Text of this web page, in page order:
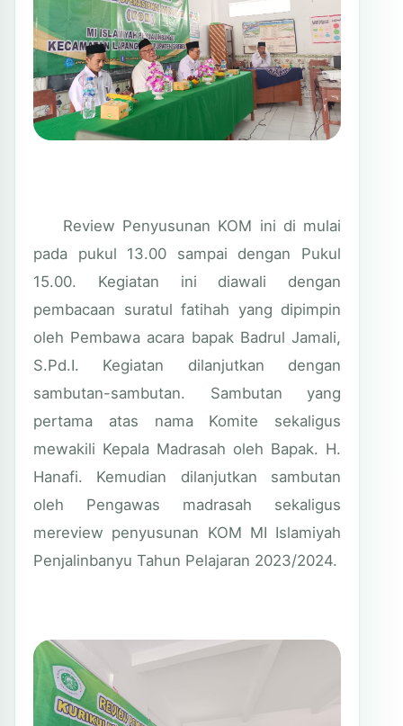
Review Penyusunan KOM ini di mulai
pada pukul 13.00 sampai dengan Pukul
15.00. Kegiatan ini diawali dengan
pembacaan suratul fatihah yang dipimpin
oleh Pembawa acara bapak Badrul Jamali,
S.Pd.I. Kegiatan dilanjutkan dengan
sambutan-sambutan. Sambutan yang
pertama atas nama Komite sekaligus
mewakili Kepala Madrasah oleh Bapak. H.
Hanafi. Kemudian dilanjutkan sambutan
oleh Pengawas madrasah sekaligus
mereview penyusunan KOM MI Islamiyah
Penjalinbanyu Tahun Pelajaran 2023/2024.